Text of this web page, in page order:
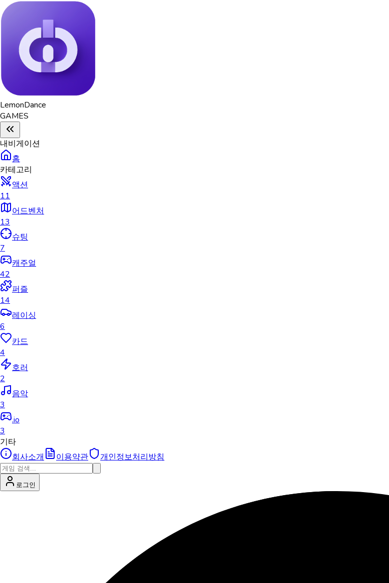
LemonDance
GAMES
내비게이션
홈
카테고리
액션
11
어드벤처
13
슈팅
7
캐주얼
42
퍼즐
14
레이싱
6
카드
4
호러
2
음악
3
.io
3
기타
회사소개
이용약관 개인정보처리방침
로그인